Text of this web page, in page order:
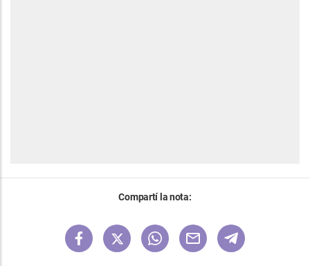
Compartí la nota: